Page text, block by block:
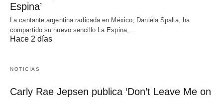
Espina’
La cantante argentina radicada en México, Daniela Spalla, ha
compartido su nuevo sencillo La Espina,…
Hace 2 días
NOTICIAS
Carly Rae Jepsen publica ‘Don’t Leave Me on